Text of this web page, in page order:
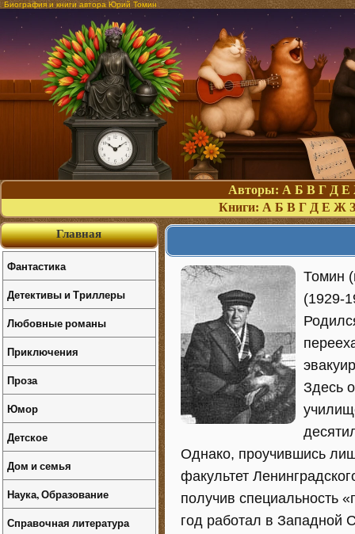
Биография и книги автора Юрий Томин
Авторы: А Б В Г Д Е
Книги: А Б В Г Д Е Ж З
Томин
(1929-
Здесь
Однако, проучившись
факультет
получив специальность
год работал в Западной
Главная
Фантастика
Детективы и Триллеры
Любовные романы
Приключения
Проза
Юмор
Детское
Дом и семья
Наука, Образование
Справочная литература